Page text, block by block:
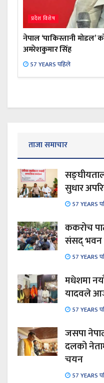
प्रदेश विशेष
नेपाल ‘पाकिस्तानी मोडल’
अमरेशकुमार सिंह
57 YEARS पहिले
ताजा समाचार
सुधार
57 YEARS
ककरोच
संसद् भवन
57 YEARS
मधेशमा
यादवले
57 YEARS
जसपा
दलको
चयन
57 YEARS